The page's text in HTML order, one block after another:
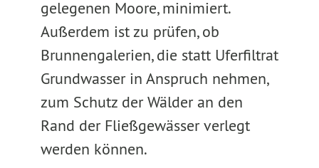
gelegenen Moore, minimiert.
Außerdem ist zu prüfen, ob
Brunnengalerien, die statt Uferfiltrat
Grundwasser in Anspruch nehmen,
zum Schutz der Wälder an den
Rand der Fließgewässer verlegt
werden können.